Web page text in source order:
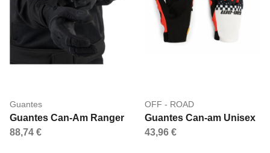
Guantes
Guantes Can-Am Ranger
88,74 €
OFF - ROAD
Guantes Can-am Unisex
43,96 €